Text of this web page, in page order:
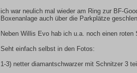
ich war neulich mal wieder am Ring zur BF-
Boxenanlage auch über die Parkplätze
Neben Willis Evo hab ich u.a. noch einen
Seht einfach selbst in den Fotos:
1-3) netter diamantschwarzer mit Schnitzer 3